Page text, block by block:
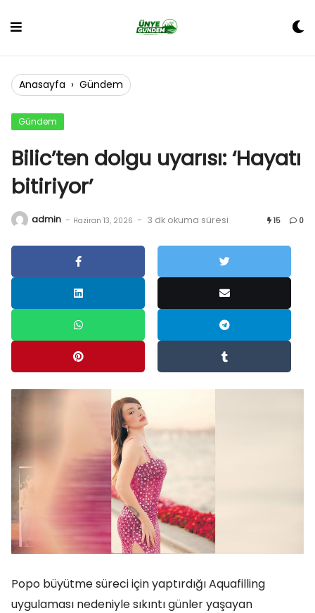
Anasayfa › Gündem
Gündem
Bilic’ten dolgu uyarısı: ‘Hayatı
bitiriyor’
admin - Haziran 13, 2026 - 3 dk okuma süresi 15 0
Popo büyütme süreci için yaptırdığı Aquafilling
uygulaması nedeniyle sıkıntı günler yaşayan